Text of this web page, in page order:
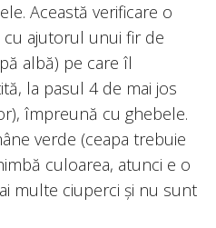
Această verificare o
cu ajutorul unui fir de
albă) pe care îl
la pasul 4 de mai jos
împreună cu ghebele.
verde (ceapa trebuie
culoarea, atunci e o
multe ciuperci și nu sunt